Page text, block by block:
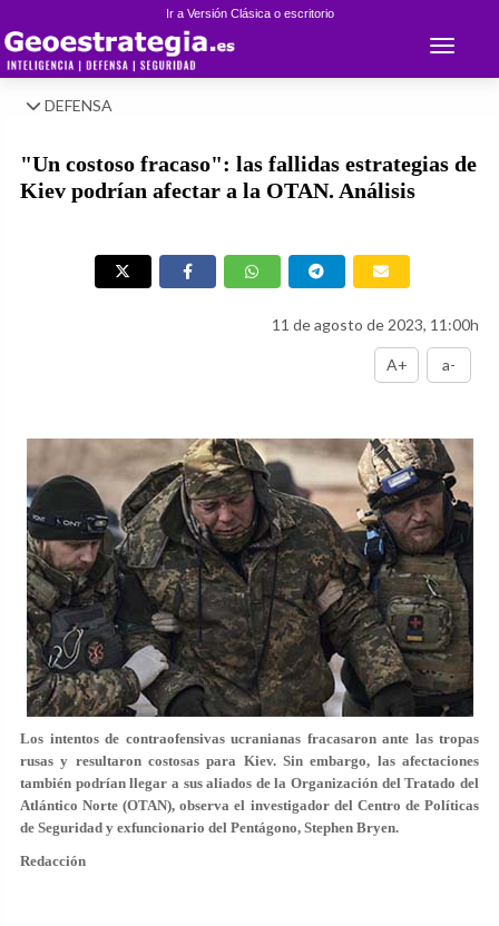
Ir a Versión Clásica o escritorio
Toggle
DEFENSA
"Un costoso fracaso": las fallidas estrategias de
Kiev podrían afectar a la OTAN. Análisis
11 de agosto de 2023, 11:00h
A+ a-
Los intentos de contraofensivas ucranianas fracasaron ante las tropas
rusas y resultaron costosas para Kiev. Sin embargo, las afectaciones
también podrían llegar a sus aliados de la Organización del Tratado del
Atlántico Norte (OTAN), observa el investigador del Centro de Políticas
de Seguridad y exfuncionario del Pentágono, Stephen Bryen.
Redacción